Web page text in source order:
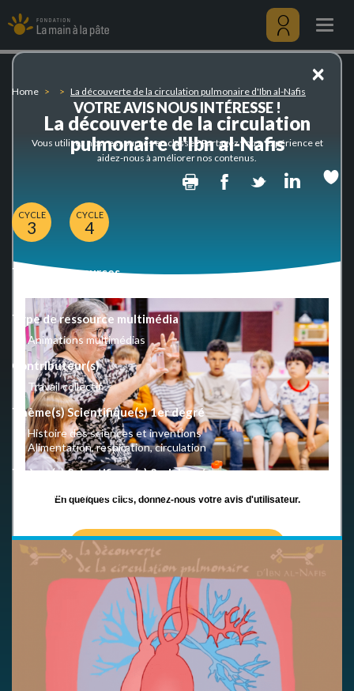
découverte
la
pulmonaire
to
main
content
Menu
Home La découverte de la circulation pulmonaire d'Ibn al-Nafis
La découverte de la circulation
pulmonaire d'Ibn al-Nafis
Print Facebook
Twitter
CYCLE
3
CYCLE
4
Type de ressources
Type de ressource multimédia
Animations multimédias
Contributeur(s)
Travail collectif
Thème(s) Scientifique(s) 1er degré
Histoire des sciences et inventions
Alimentation, respiration, circulation
Thème(s) Scientifique(s) 2nd degré
Histoire des sciences et inventions
Alimentation, respiration, circulation
×
VOTRE AVIS NOUS INTÉRESSE !
Vous utilisez nos ressources en classe ? Partagez votre expérience et
aidez-nous à améliorer nos contenus.
En quelques clics, donnez-nous votre avis d'utilisateur.
LIEN VERS LE QUESTIONNAIRE